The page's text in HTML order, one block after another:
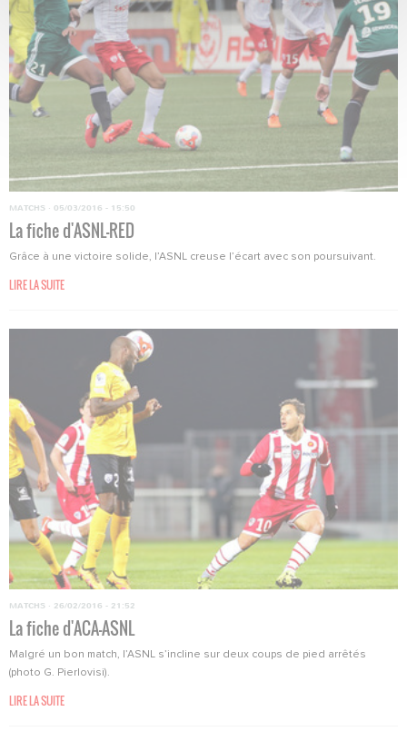
MATCHS · 05/03/2016 - 15:50
La fiche d'ASNL-RED
Grâce à une victoire solide, l’ASNL creuse l’écart avec son poursuivant.
LIRE LA SUITE
MATCHS · 26/02/2016 - 21:52
La fiche d'ACA-ASNL
Malgré un bon match, l’ASNL s’incline sur deux coups de pied arrêtés
(photo G. Pierlovisi).
LIRE LA SUITE